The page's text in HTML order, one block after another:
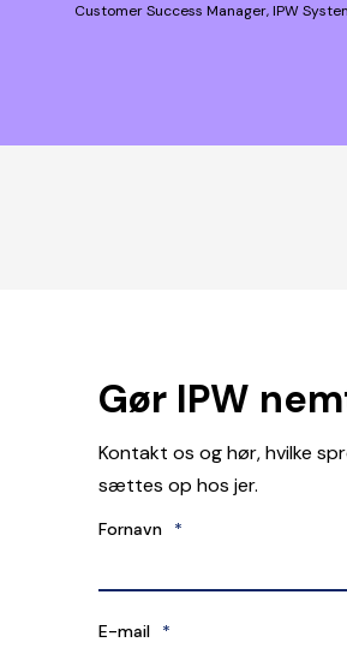
Customer Success Manager, IPW
Gør IPW
Kontakt os og hør, hvilke
sættes op hos jer.
Fornavn *
E-mail *